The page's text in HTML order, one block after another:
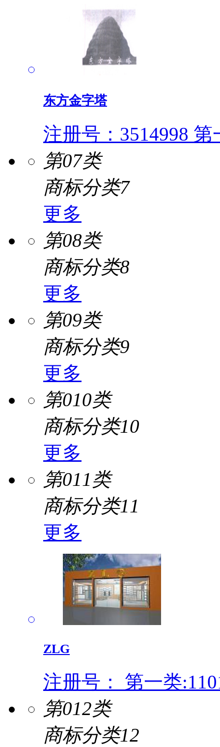
东方金字塔
注册号：3514998 第
第07类
商标分类7
更多
第08类
商标分类8
更多
第09类
商标分类9
更多
第010类
商标分类10
更多
第011类
商标分类11
更多
ZLG
注册号：
第一类
第012类
商标分类12